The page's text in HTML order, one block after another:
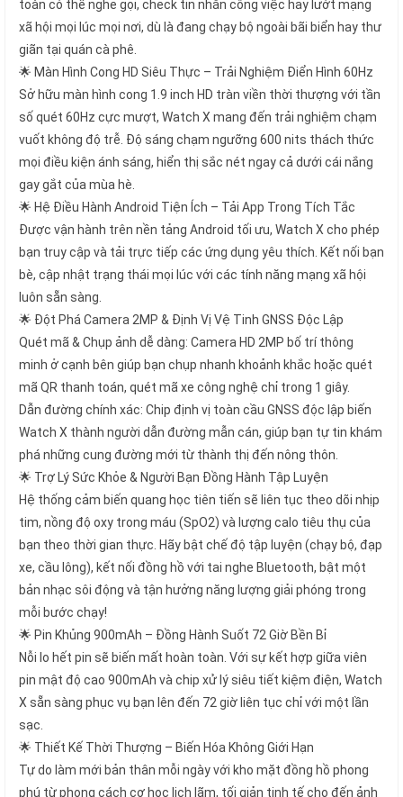
toàn có thể nghe gọi, check tin nhắn công việc hay lướt mạng
xã hội mọi lúc mọi nơi, dù là đang chạy bộ ngoài bãi biển hay thư
giãn tại quán cà phê.
🌟 Màn Hình Cong HD Siêu Thực – Trải Nghiệm Điển Hình 60Hz
Sở hữu màn hình cong 1.9 inch HD tràn viền thời thượng với tần
số quét 60Hz cực mượt, Watch X mang đến trải nghiệm chạm
vuốt không độ trễ. Độ sáng chạm ngưỡng 600 nits thách thức
mọi điều kiện ánh sáng, hiển thị sắc nét ngay cả dưới cái nắng
gay gắt của mùa hè.
🌟 Hệ Điều Hành Android Tiện Ích – Tải App Trong Tích Tắc
Được vận hành trên nền tảng Android tối ưu, Watch X cho phép
bạn truy cập và tải trực tiếp các ứng dụng yêu thích. Kết nối bạn
bè, cập nhật trạng thái mọi lúc với các tính năng mạng xã hội
luôn sẵn sàng.
🌟 Đột Phá Camera 2MP & Định Vị Vệ Tinh GNSS Độc Lập
Quét mã & Chụp ảnh dễ dàng: Camera HD 2MP bố trí thông
minh ở cạnh bên giúp bạn chụp nhanh khoảnh khắc hoặc quét
mã QR thanh toán, quét mã xe công nghệ chỉ trong 1 giây.
Dẫn đường chính xác: Chip định vị toàn cầu GNSS độc lập biến
Watch X thành người dẫn đường mẫn cán, giúp bạn tự tin khám
phá những cung đường mới từ thành thị đến nông thôn.
🌟 Trợ Lý Sức Khỏe & Người Bạn Đồng Hành Tập Luyện
Hệ thống cảm biến quang học tiên tiến sẽ liên tục theo dõi nhịp
tim, nồng độ oxy trong máu (SpO2) và lượng calo tiêu thụ của
bạn theo thời gian thực. Hãy bật chế độ tập luyện (chạy bộ, đạp
xe, cầu lông), kết nối đồng hồ với tai nghe Bluetooth, bật một
bản nhạc sôi động và tận hưởng năng lượng giải phóng trong
mỗi bước chạy!
🌟 Pin Khủng 900mAh – Đồng Hành Suốt 72 Giờ Bền Bỉ
Nỗi lo hết pin sẽ biến mất hoàn toàn. Với sự kết hợp giữa viên
pin mật độ cao 900mAh và chip xử lý siêu tiết kiệm điện, Watch
X sẵn sàng phục vụ bạn lên đến 72 giờ liên tục chỉ với một lần
sạc.
🌟 Thiết Kế Thời Thượng – Biến Hóa Không Giới Hạn
Tự do làm mới bản thân mỗi ngày với kho mặt đồng hồ phong
phú từ phong cách cơ học lịch lãm, tối giản tinh tế cho đến ảnh